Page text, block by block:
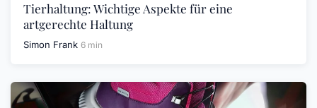
Tierhaltung: Wichtige Aspekte für eine
artgerechte Haltung
Simon Frank 6 min